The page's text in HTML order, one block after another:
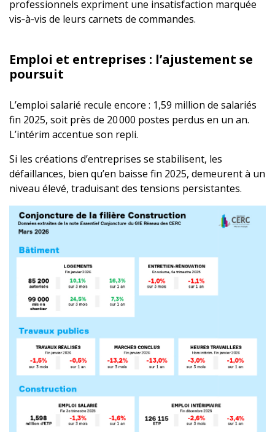
professionnels expriment une insatisfaction marquée
vis‑à‑vis de leurs carnets de commandes.
Emploi et entreprises : l’ajustement se
poursuit
L’emploi salarié recule encore : 1,59 million de salariés
fin 2025, soit près de 20 000 postes perdus en un an.
L’intérim accentue son repli.
Si les créations d’entreprises se stabilisent, les
défaillances, bien qu’en baisse fin 2025, demeurent à un
niveau élevé, traduisant des tensions persistantes.